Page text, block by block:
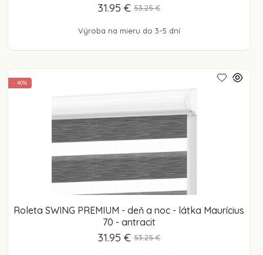
Výroba na mieru do 3-5 dní
31.95 € 53.25 €
Roleta SWING PREMIUM - deň a noc - látka Maurícius
70 - antracit
- 40%
31.95 € 53.25 €